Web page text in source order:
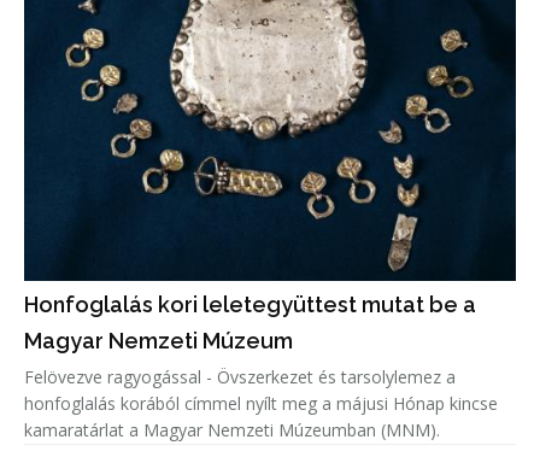
Honfoglalás kori leletegyüttest mutat be a
Magyar Nemzeti Múzeum
Felövezve ragyogással - Övszerkezet és tarsolylemez a
honfoglalás korából címmel nyílt meg a májusi Hónap kincse
kamaratárlat a Magyar Nemzeti Múzeumban (MNM).